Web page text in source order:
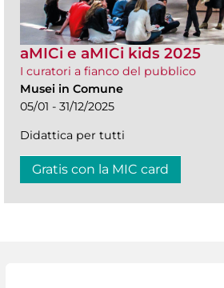
aMICi e aMICi kids 2025
I curatori a fianco del pubblico
Musei in Comune
05/01 - 31/12/2025
Didattica per tutti
Gratis con la MIC card